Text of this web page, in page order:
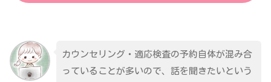
カウンセリング・適応検査の予約自体が混み合
っていることが多いので、話を聞きたいという